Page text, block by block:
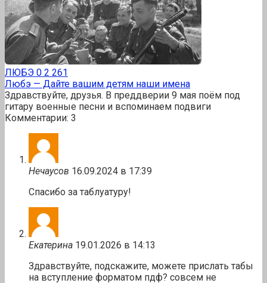
ЛЮБЭ 0 2 261
Любэ — Дайте вашим детям наши имена
Здравствуйте, друзья. В преддверии 9 мая поём под
гитару военные песни и вспоминаем подвиги
Комментарии: 3
Нечаусов 16.09.2024 в 17:39
Спасибо за таблуатуру!
Екатерина 19.01.2026 в 14:13
Здравствуйте, подскажите, можете прислать табы
на вступление форматом пдф? совсем не